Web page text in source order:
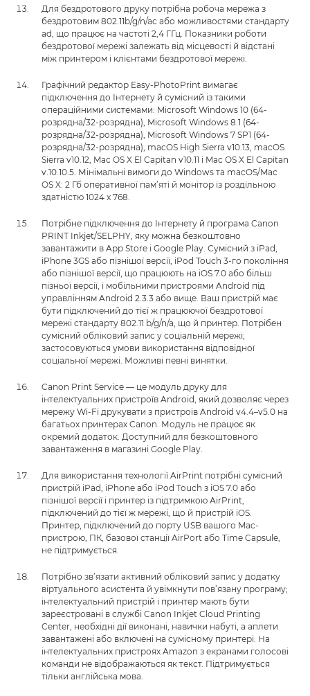
Для бездротового друку потрібна робоча мережа з
бездротовим 802.11b/g/n/ac або можливостями стандарту
ad, що працює на частоті 2,4 ГГц. Показники роботи
бездротової мережі залежать від місцевості й відстані
між принтером і клієнтами бездротової мережі.
Графічний редактор Easy-PhotoPrint вимагає
підключення до Інтернету й сумісний із такими
операційними системами: Microsoft Windows 10 (64-
розрядна/32-розрядна), Microsoft Windows 8.1 (64-
розрядна/32-розрядна), Microsoft Windows 7 SP1 (64-
розрядна/32-розрядна), macOS High Sierra v10.13, macOS
Sierra v10.12, Mac OS X El Capitan v10.11 і Mac OS X El Capitan
v.10.10.5. Мінімальні вимоги до Windows та macOS/Mac
OS X: 2 Гб оперативної пам’яті й монітор із роздільною
здатністю 1024 x 768.
Потрібне підключення до Інтернету й програма Canon
PRINT Inkjet/SELPHY, яку можна безкоштовно
завантажити в App Store і Google Play. Сумісний з iPad,
iPhone 3GS або пізнішої версії, iPod Touch 3-го покоління
або пізнішої версії, що працюють на iOS 7.0 або більш
пізньої версії, і мобільними пристроями Android під
управлінням Android 2.3.3 або вище. Ваш пристрій має
бути підключений до тієї ж працюючої бездротової
мережі стандарту 802.11 b/g/n/a, що й принтер. Потрібен
сумісний обліковий запис у соціальній мережі;
застосовуються умови використання відповідної
соціальної мережі. Можливі певні винятки.
Canon Print Service — це модуль друку для
інтелектуальних пристроїв Android, який дозволяє через
мережу Wi-Fi друкувати з пристроїв Android v4.4–v5.0 на
багатьох принтерах Canon. Модуль не працює як
окремий додаток. Доступний для безкоштовного
завантаження в магазині Google Play.
Для використання технології AirPrint потрібні сумісний
пристрій iPad, iPhone або iPod Touch з iOS 7.0 або
пізнішої версії і принтер із підтримкою AirPrint,
підключений до тієї ж мережі, що й пристрій iOS.
Принтер, підключений до порту USB вашого Mac-
пристрою, ПК, базової станції AirPort або Time Capsule,
не підтримується.
Потрібно зв’язати активний обліковий запис у додатку
віртуального асистента й увімкнути пов’язану програму;
інтелектуальний пристрій і принтер мають бути
зареєстровані в службі Canon Inkjet Cloud Printing
Center, необхідні дії виконані, навички набуті, а аплети
завантажені або включені на сумісному принтері. На
інтелектуальних пристроях Amazon з екранами голосові
команди не відображаються як текст. Підтримується
тільки англійська мова.